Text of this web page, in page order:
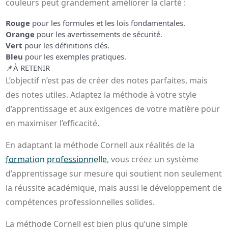
couleurs peut grandement améliorer la clarté :
Rouge pour les formules et les lois fondamentales.
Orange pour les avertissements de sécurité.
Vert pour les définitions clés.
Bleu pour les exemples pratiques.
📌À RETENIR
L’objectif n’est pas de créer des notes parfaites, mais
des notes utiles. Adaptez la méthode à votre style
d’apprentissage et aux exigences de votre matière pour
en maximiser l’efficacité.
En adaptant la méthode Cornell aux réalités de la
formation professionnelle, vous créez un système
d’apprentissage sur mesure qui soutient non seulement
la réussite académique, mais aussi le développement de
compétences professionnelles solides.
La méthode Cornell est bien plus qu’une simple